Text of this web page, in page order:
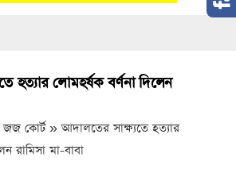
হত্যার লোমহর্ষক বর্ণনা দিলেন
জজ কোর্ট »আদালতের সাক্ষ্যতে হত্যার
রামিসা মা-বাবা